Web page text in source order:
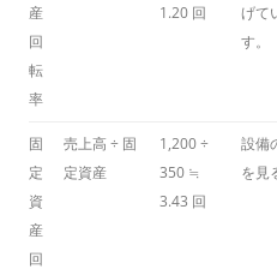
産
回
転
率
1.20 回
げて
す。
固
定
資
産
回
売上高 ÷ 固
定資産
1,200 ÷
350 ≒
3.43 回
設備
を見